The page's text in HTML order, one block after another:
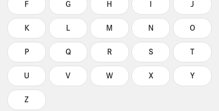
F G H J
K L M N O
P Q R S T
U V W X Y
Z